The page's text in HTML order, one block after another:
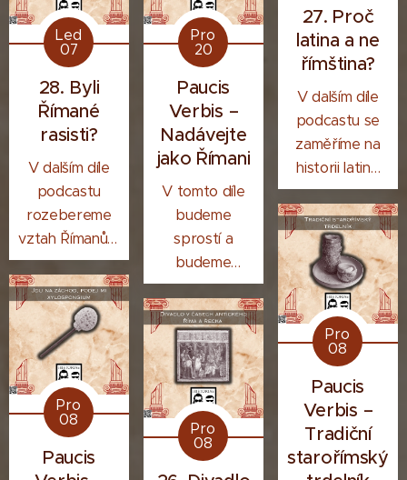
Říma.
doplněném
zmapování
silniční sítě
Římské říše.
Led
07
28. Byli
Římané
rasisti?
V dalším díle
podcastu
rozebereme
vztah Římanů a
barbarů.
Popovídáme si
o etymologii
slova barbar a
kdo všechno
byl považován
za barbara.
Zapátráme po
příčinách
pocitů
Pro
20
Paucis
Verbis –
Nadávejte
jako Římani
V tomto díle
budeme
sprostí a
budeme
nadávat.
27. Proč
latina a ne
římština?
V dalším díle
podcastu se
zaměříme na
historii latiny
jak mluvené,
tak i psané.
Pro
08
Paucis
Pro
08
Pro
08
Paucis
Verbis –
Tradiční
starořímský